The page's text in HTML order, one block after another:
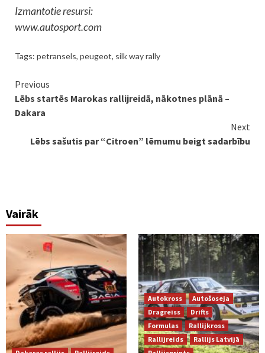
Izmantotie resursi:
www.autosport.com
Tags: petransels, peugeot, silk way rally
Continue
Reading
Previous
Lēbs startēs Marokas rallijreidā, nākotnes plānā –
Dakara
Next
Lēbs sašutis par “Citroen” lēmumu beigt sadarbību
Vairāk
Autokross
Autošoseja
Dragreiss
Drifts
Formulas
Rallijkross
Rallijreids
Rallijs Latvijā